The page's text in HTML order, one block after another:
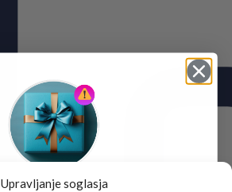
Upravljanje soglasja